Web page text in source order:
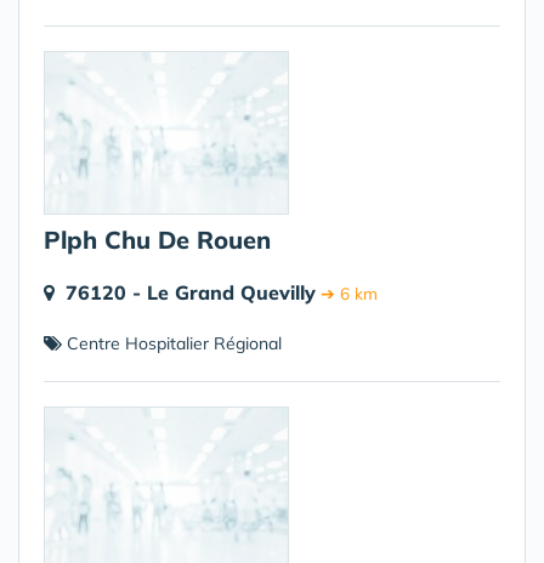
Plph Chu De Rouen
76120 - Le Grand Quevilly ➔ 6 km
Centre Hospitalier Régional